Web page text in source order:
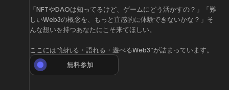
「NFTやDAOは知ってるけど、ゲームにどう活かすの？」「難
しいWeb3の概念を、もっと直感的に体験できないかな？」そ
んな想いを持つあなたにこそ来てほしい。
ここには“触れる・語れる・遊べるWeb3”が詰まっています。
無料参加